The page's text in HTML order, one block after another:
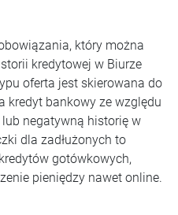
który można
kredytowej w Biurze
oferta jest skierowana do
kredyt bankowy ze względu
negatywną historię w
dla zadłużonych to
gotówkowych,
pieniędzy nawet online.